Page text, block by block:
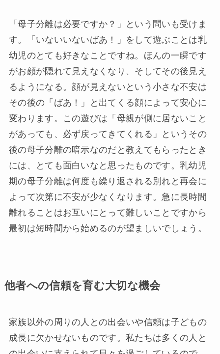
「母子分離は必要ですか？」という問いも受けま
す。「いないいないばあ！」をして遊ぶことは乳
幼児のとても好きなことですね。ほんの一瞬です
がお顔が隠れて見えなくなり、そしてその後見え
るようになる。顔が見えないという小さな不安は
その後の「ばあ！」と出てくる顔によって安心に
変わります。この遊びは「母親が側に居ないこと
があっても、必ず戻ってきてくれる」というその
後の母子分離の暗示なのだと教えてもらったとき
には、とても面白いなと思ったものです。乳幼児
期の母子分離は何度も繰り返される別れと再会に
よって次第に不安が少なくなります。急に長時間
離れることはお互いにとって難しいことですから
最初は短時間から始めるのが望ましいでしょう。
他者への信頼を育む大切な機会
家族以外の周りの人との出会いや信頼は子どもの
成長に欠かせないものです。私たちは多くの人と